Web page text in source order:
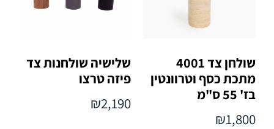
שולחן צד 4001
מתכת כסף וטרוונטין
בז' 55 ס"מ
₪1,800
שלישיה שולחנות צד
פיזה טרצו
₪2,190